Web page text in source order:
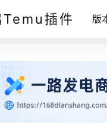
Temu插件 版